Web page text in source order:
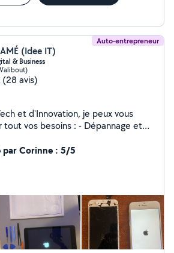
Auto-entrepreneur
(Idee IT)
& Business
(28 avis)
et d'Innovation, je peux vous
besoins : - Dépannage et
informatique et logiciel
et Marketing dans les domaines de
depuis plus de 6 ans. Je
IT Un problème?
grâce à un accompagnement
sur mesure !
par Corinne : 5/5